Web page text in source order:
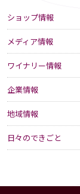
ショップ情報
メディア情報
ワイナリー情報
企業情報
地域情報
日々のできごと